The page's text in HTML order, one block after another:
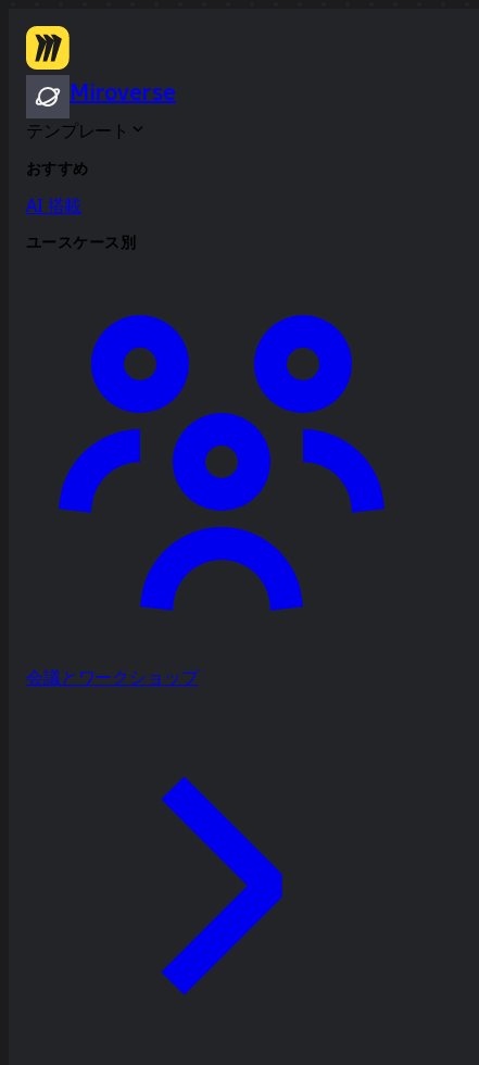
Miroverse
テンプレート
おすすめ
AI 搭載
ユースケース別
会議とワークショップ